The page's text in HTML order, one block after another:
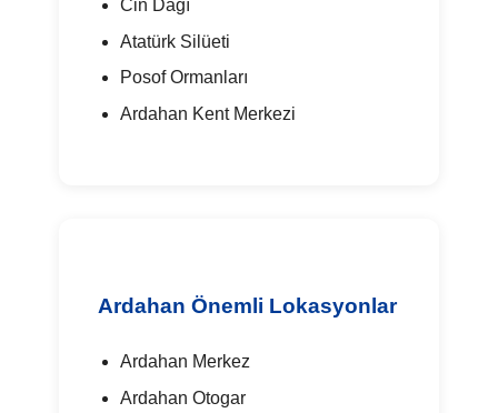
Cin Dağı
Atatürk Silüeti
Posof Ormanları
Ardahan Kent Merkezi
Ardahan Önemli Lokasyonlar
Ardahan Merkez
Ardahan Otogar